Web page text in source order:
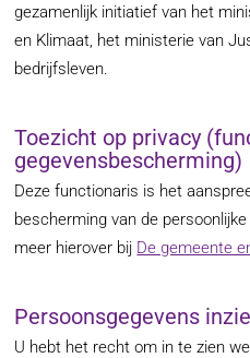
gezamenlijk initiatief van het
en Klimaat, het ministerie van
bedrijfsleven.
Toezicht op privacy
gegevensbescherming)
Deze functionaris is het
bescherming van de
meer hierover bij De gemeente
Persoonsgegevens
U hebt het recht om in te zien